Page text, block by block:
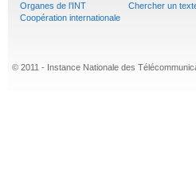
Organes de l’INT
Coopération internationale
Chercher un
© 2011 - Instance Nationale des